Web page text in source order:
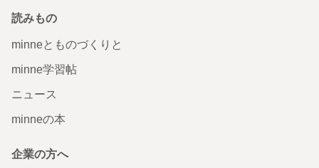
読みもの
minneとものづくりと
minne学習帖
ニュース
minneの本
企業の方へ